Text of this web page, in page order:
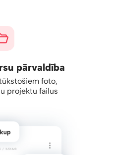
pārvaldība
foto,
projektu failus